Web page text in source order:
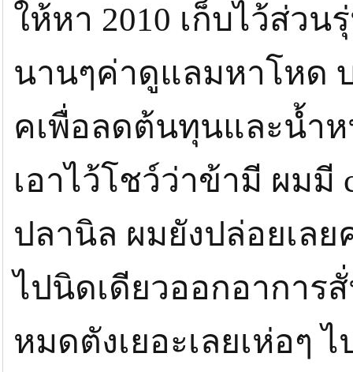
ให้หา 2010 เก็บไว้ส่ว
นานๆค่าดูแลมหาโหด
คเพื่อลดต้นทุนและน้ำห
เอาไว้โชว์ว่าข้ามี ผมมี
ปลานิล ผมยังปล่อยเล
ไปนิดเดียวออกอาการ
หมดตังเยอะเลยเห่อๆ